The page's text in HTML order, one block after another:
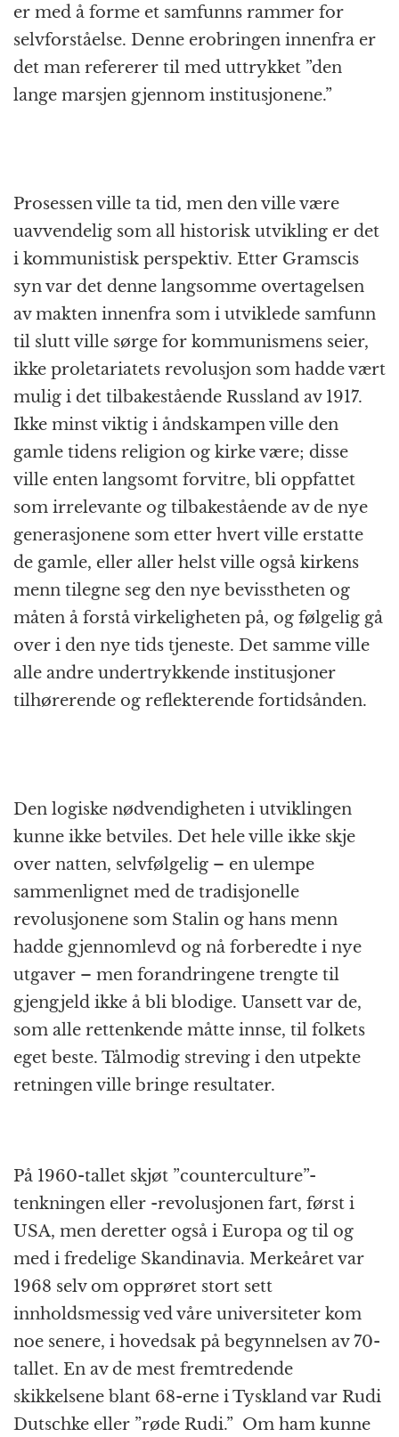
er med å forme et samfunns rammer for
selvforståelse. Denne erobringen innenfra er
det man refererer til med uttrykket ”den
lange marsjen gjennom institusjonene.”
Prosessen ville ta tid, men den ville være
uavvendelig som all historisk utvikling er det
i kommunistisk perspektiv. Etter Gramscis
syn var det denne langsomme overtagelsen
av makten innenfra som i utviklede samfunn
til slutt ville sørge for kommunismens seier,
ikke proletariatets revolusjon som hadde vært
mulig i det tilbakestående Russland av 1917.
Ikke minst viktig i åndskampen ville den
gamle tidens religion og kirke være; disse
ville enten langsomt forvitre, bli oppfattet
som irrelevante og tilbakestående av de nye
generasjonene som etter hvert ville erstatte
de gamle, eller aller helst ville også kirkens
menn tilegne seg den nye bevisstheten og
måten å forstå virkeligheten på, og følgelig gå
over i den nye tids tjeneste. Det samme ville
alle andre undertrykkende institusjoner
tilhørerende og reflekterende fortidsånden.
Den logiske nødvendigheten i utviklingen
kunne ikke betviles. Det hele ville ikke skje
over natten, selvfølgelig – en ulempe
sammenlignet med de tradisjonelle
revolusjonene som Stalin og hans menn
hadde gjennomlevd og nå forberedte i nye
utgaver – men forandringene trengte til
gjengjeld ikke å bli blodige. Uansett var de,
som alle rettenkende måtte innse, til folkets
eget beste. Tålmodig streving i den utpekte
retningen ville bringe resultater.
På 1960-tallet skjøt ”counterculture”-
tenkningen eller -revolusjonen fart, først i
USA, men deretter også i Europa og til og
med i fredelige Skandinavia. Merkeåret var
1968 selv om opprøret stort sett
innholdsmessig ved våre universiteter kom
noe senere, i hovedsak på begynnelsen av 70-
tallet. En av de mest fremtredende
skikkelsene blant 68-erne i Tyskland var Rudi
Dutschke eller ”røde Rudi.” Om ham kunne